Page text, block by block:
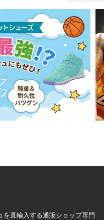
を直輸入する通販ショップ専門